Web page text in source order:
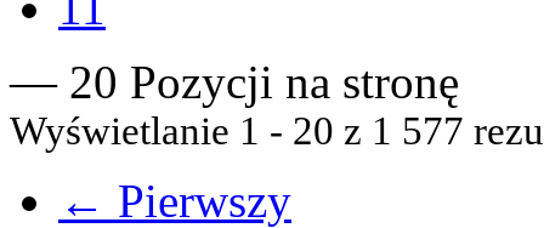
— 20 Pozycji na stronę
Wyświetlanie 1 - 20 z 1 577
← Pierwszy